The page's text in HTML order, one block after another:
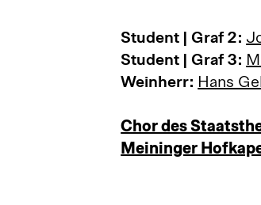
Student | Graf 2:
Student | Graf 3:
Weinherr: Hans
Chor des
Meininger